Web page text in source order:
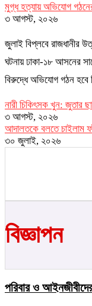
মুগ্ধ হত্যায় অভিযোগ
৩ আগস্ট, ২০২৬
জুলাই বিপ্লবে রাজধানীর
ঘটনায় ঢাকা-১৮ আসনের
বিরুদ্ধে অভিযোগ গঠন
নারী চিকিৎসক খুন: জুতার
৩ আগস্ট, ২০২৬
আদালতকে বলতে চাইলাম
৩০ জুলাই, ২০২৬
বিজ্ঞাপন
পরিবার ও